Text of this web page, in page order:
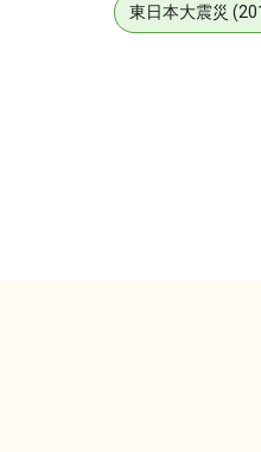
東日本大震災